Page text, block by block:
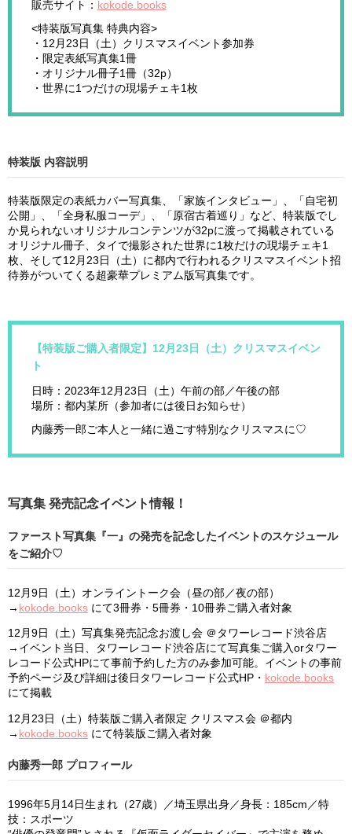
販売サイト： kokode.books
<特装版写真集 特典内容>
・12月23日（土）クリスマスイベント参加券
・限定表紙写真集1冊
・オリジナル冊子1冊（32p）
・世界に1つだけの現場チェキ1枚
特装版 内容説明
特装版限定の表紙カバー写真集、「家族インタビュー」、「自宅初
公開」、「全身私服コーデ」、「原宿古着巡り」など、特装版でし
か見られないオリジナルコンテンツが32pに渡って掲載されている
オリジナル冊子、タイで撮影された世界に1枚だけの現場チェキ1
枚、そして12月23日（土）に都内で行われるクリスマスイベント招
待券がついてくる超豪華プレミアム版写真集です。
【特装版ご購入者限定】12月23日（土）クリスマスイベン
ト
日時：2023年12月23日（土）午前の部／午後の部
場所：都内某所（参加者には後日お知らせ）
内藤秀一郎ご本人と一緒に過ごす特別なクリスマスに♡
写真集 発売記念イベント情報！
ファースト写真集『一』の発売を記念したイベントのスケジュール
をご紹介♡
12月9日（土）オンライントーク会（昼の部／夜の部）
→ kokode.books にて3冊券・5冊券・10冊券ご購入者対象
12月9日（土）写真集発売記念お渡し会 ＠タワーレコード渋谷店
→イベント当日、タワーレコード渋谷店にて写真集ご購入orタワー
レコード公式HPにて事前予約した方のみ参加可能。イベントの事前
予約ページ及び詳細は後日タワーレコード公式HP・ kokode.books
にて掲載
12月23日（土）特装版ご購入者限定 クリスマス会 ＠都内
→ kokode.books にて特装版ご購入者対象
内藤秀一郎 プロフィール
1996年5月14日生まれ（27歳）／埼玉県出身／身長：185cm／特
技：スポーツ